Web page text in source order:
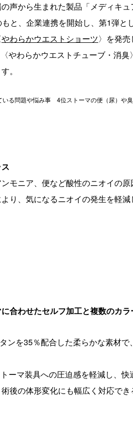
声から生まれた製品「メディキュ
と、企業連携を開始し、第1弾と
やわらかウエストショーツ〉を発
やわらかウエストチューブ・消
。
いる問題や悩み事 4位ストーマの便（尿）や
モニア、便など酸性のニオイの
り、気になるニオイの発生を軽
合わせたセルフ加工と複数のカ
を35％配合した柔らかな素材で
ーマ装具への圧迫感を軽減し、快
後の体形変化にも幅広く対応でき